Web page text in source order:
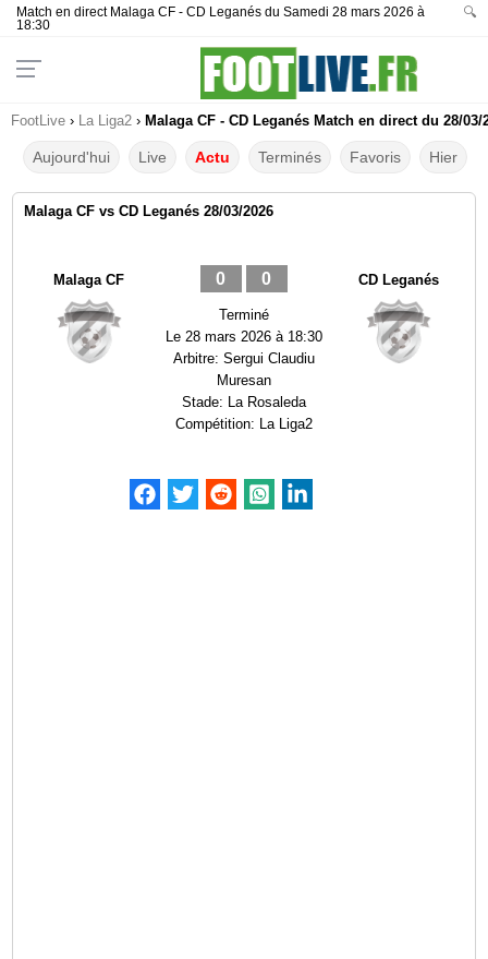
Match en direct Malaga CF - CD Leganés du Samedi 28 mars 2026 à
18:30
🔍
FootLive › La Liga2 › Malaga CF - CD Leganés Match en direct du 28/03/
Aujourd'hui Live Actu Terminés Favoris Hier
Malaga CF vs CD Leganés 28/03/2026
Malaga CF 0 0
Terminé
Le 28 mars 2026 à 18:30
Arbitre: Sergui Claudiu
Muresan
Stade: La Rosaleda
Compétition: La Liga2
CD Leganés